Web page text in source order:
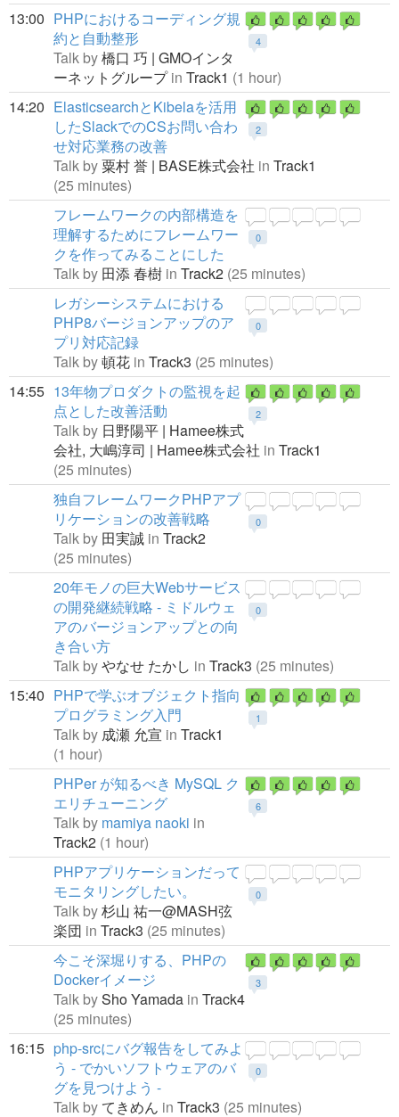
13:00
4
PHPにおけるコーディング規
約と自動整形
Talk by橋口 巧 | GMOインタ
ーネットグループin Track1 (1 hour)
14:20
2
ElasticsearchとKibelaを活用
したSlackでのCSお問い合わ
せ対応業務の改善
Talk by粟村 誉 | BASE株式会社 in Track1
(25 minutes)
0
フレームワークの内部構造を
理解するためにフレームワー
クを作ってみることにした
Talk by 田添 春樹 in Track2 (25 minutes)
0
レガシーシステムにおける
PHP8バージョンアップのア
プリ対応記録
Talk by頓花 in Track3 (25 minutes)
14:55
2
13年物プロダクトの監視を起
点とした改善活動
Talk by 日野陽平 | Hamee株式
会社, 大嶋淳司 | Hamee株式会社 in Track1
(25 minutes)
0
独自フレームワークPHPアプ
リケーションの改善戦略
Talk by 田実誠 in Track2
(25 minutes)
0
20年モノの巨大Webサービス
の開発継続戦略 - ミドルウェ
アのバージョンアップとの向
き合い方
Talk byやなせ たかし in Track3 (25 minutes)
15:40
1
PHPで学ぶオブジェクト指向
プログラミング入門
Talk by 成瀬 允宣 in Track1
(1 hour)
6
PHPer が知るべき MySQL ク
エリチューニング
Talk by mamiya naoki in
Track2 (1 hour)
0
PHPアプリケーションだって
モニタリングしたい。
Talk by杉山 祐一@MASH弦
楽団 in Track3 (25 minutes)
3
今こそ深堀りする、PHPの
Dockerイメージ
Talk bySho Yamada in Track4
(25 minutes)
16:15
0
php-srcにバグ報告をしてみよ
う - でかいソフトウェアのバ
グを見つけよう -
Talk by てきめん in Track3 (25 minutes)